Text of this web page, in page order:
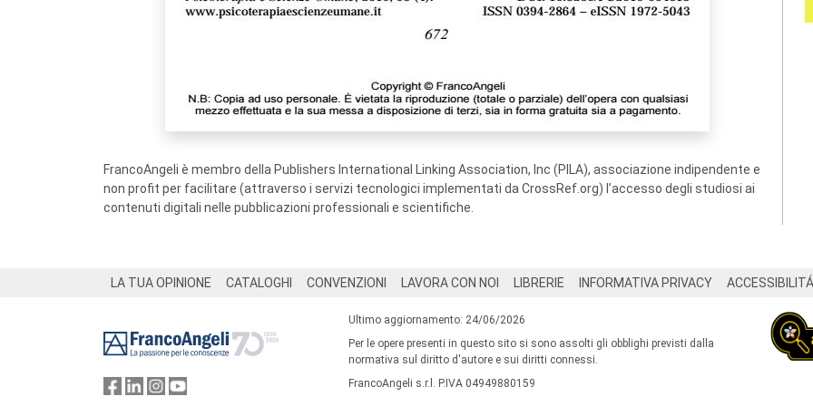
FrancoAngeli è membro della Publishers International Linking Association, Inc (PILA), associazione indipendente e
non profit per facilitare (attraverso i servizi tecnologici implementati da CrossRef.org) l’accesso degli studiosi ai
contenuti digitali nelle pubblicazioni professionali e scientifiche.
LA TUA OPINIONE CATALOGHI CONVENZIONI LAVORA CON NOI LIBRERIE INFORMATIVA PRIVACY ACCESSIBILITÁ
Ultimo aggiornamento: 24/06/2026
Per le opere presenti in questo sito si sono assolti gli obblighi previsti dalla
normativa sul diritto d'autore e sui diritti connessi.
FrancoAngeli s.r.l. P.IVA 04949880159